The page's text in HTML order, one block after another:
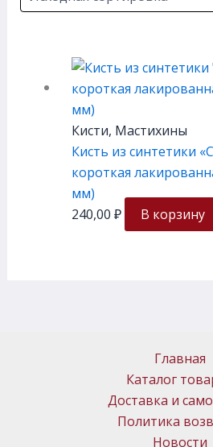
Кисти, Мастихины
Кисть из синтетики
короткая
мм)
240,00 ₽ В корзину
Главная
Каталог
Доставка и
Политика
Новости